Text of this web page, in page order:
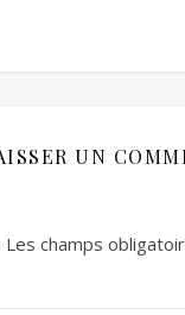
UN
Les champs